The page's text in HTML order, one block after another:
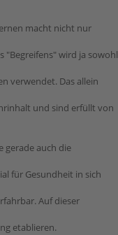
macht nicht nur
"Begreifens" wird ja sowohl
verwendet. Das allein
und sind erfüllt von
gerade auch die
für Gesundheit in sich
Auf dieser
etablieren.